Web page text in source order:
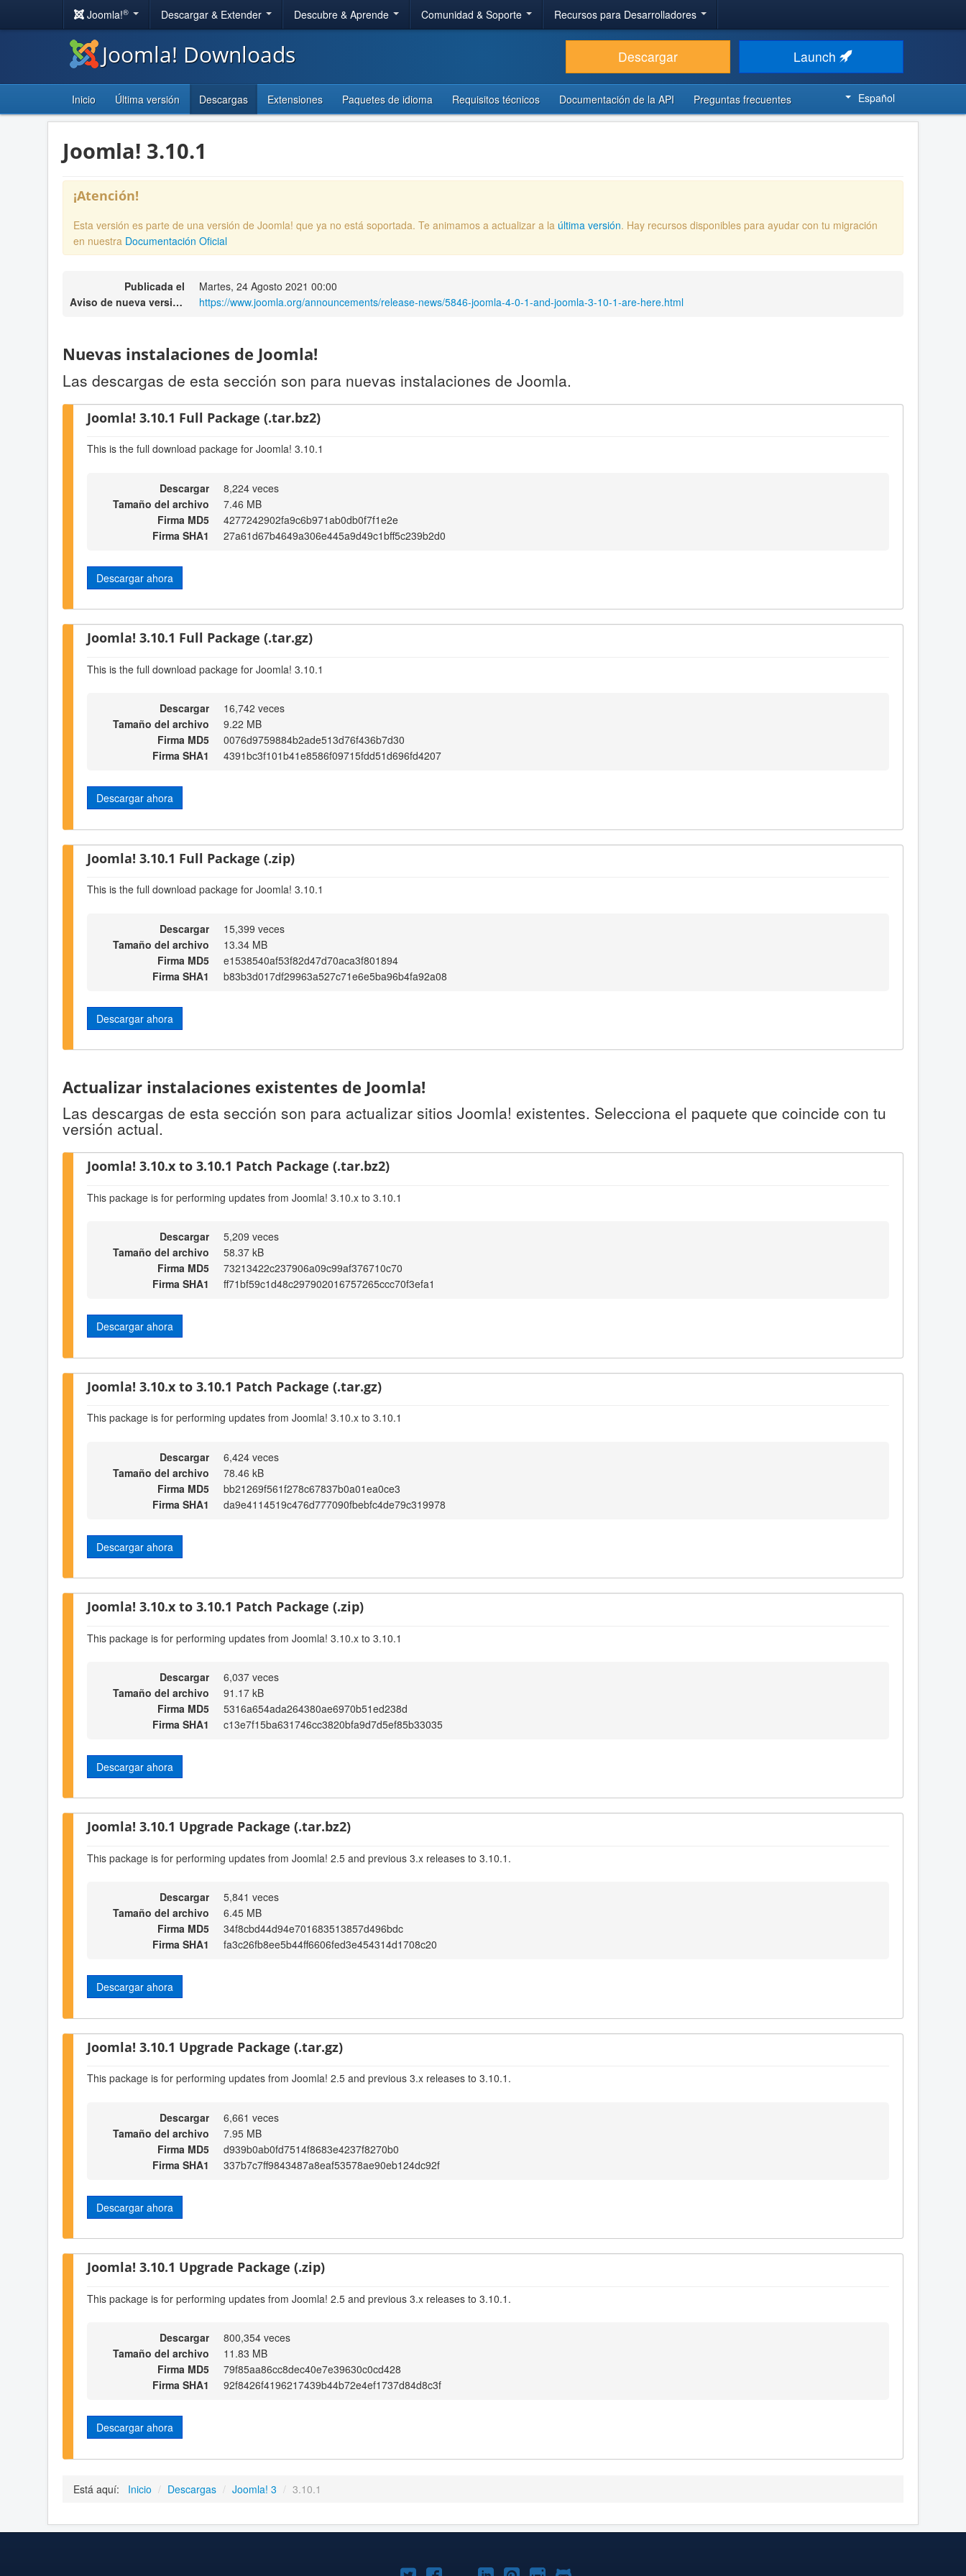
Joomla!® Descargar & Extender Descubre & Aprende Comunidad & Soporte Recursos para Desarrolladores
Joomla! Downloads Descargar Launch
Inicio Última versión Descargas Extensiones Paquetes de idioma Requisitos técnicos Documentación de la API Preguntas frecuentes Español
Joomla! 3.10.1
¡Atención!
Esta versión es parte de una versión de Joomla! que ya no está soportada. Te animamos a actualizar a la última versión. Hay recursos disponibles para ayudar con tu migración
en nuestra Documentación Oficial
Publicada el
Martes, 24 Agosto 2021 00:00
Aviso de nueva versión
https://www.joomla.org/announcements/release-news/5846-joomla-4-0-1-and-joomla-3-10-1-are-here.html
Nuevas instalaciones de Joomla!
Las descargas de esta sección son para nuevas instalaciones de Joomla.
Joomla! 3.10.1 Full Package (.tar.bz2)
This is the full download package for Joomla! 3.10.1
Descargar
8,224 veces
Tamaño del archivo
7.46 MB
Firma MD5
4277242902fa9c6b971ab0db0f7f1e2e
Firma SHA1
27a61d67b4649a306e445a9d49c1bff5c239b2d0
Descargar ahora
Joomla! 3.10.1 Full Package (.tar.gz)
This is the full download package for Joomla! 3.10.1
Descargar
16,742 veces
Tamaño del archivo
9.22 MB
Firma MD5
0076d9759884b2ade513d76f436b7d30
Firma SHA1
4391bc3f101b41e8586f09715fdd51d696fd4207
Descargar ahora
Joomla! 3.10.1 Full Package (.zip)
This is the full download package for Joomla! 3.10.1
Descargar
15,399 veces
Tamaño del archivo
13.34 MB
Firma MD5
e1538540af53f82d47d70aca3f801894
Firma SHA1
b83b3d017df29963a527c71e6e5ba96b4fa92a08
Descargar ahora
Actualizar instalaciones existentes de Joomla!
Las descargas de esta sección son para actualizar sitios Joomla! existentes. Selecciona el paquete que coincide con tu
versión actual.
Joomla! 3.10.x to 3.10.1 Patch Package (.tar.bz2)
This package is for performing updates from Joomla! 3.10.x to 3.10.1
Descargar
5,209 veces
Tamaño del archivo
58.37 kB
Firma MD5
73213422c237906a09c99af376710c70
Firma SHA1
ff71bf59c1d48c297902016757265ccc70f3efa1
Descargar ahora
Joomla! 3.10.x to 3.10.1 Patch Package (.tar.gz)
This package is for performing updates from Joomla! 3.10.x to 3.10.1
Descargar
6,424 veces
Tamaño del archivo
78.46 kB
Firma MD5
bb21269f561f278c67837b0a01ea0ce3
Firma SHA1
da9e4114519c476d777090fbebfc4de79c319978
Descargar ahora
Joomla! 3.10.x to 3.10.1 Patch Package (.zip)
This package is for performing updates from Joomla! 3.10.x to 3.10.1
Descargar
6,037 veces
Tamaño del archivo
91.17 kB
Firma MD5
5316a654ada264380ae6970b51ed238d
Firma SHA1
c13e7f15ba631746cc3820bfa9d7d5ef85b33035
Descargar ahora
Joomla! 3.10.1 Upgrade Package (.tar.bz2)
This package is for performing updates from Joomla! 2.5 and previous 3.x releases to 3.10.1.
Descargar
5,841 veces
Tamaño del archivo
6.45 MB
Firma MD5
34f8cbd44d94e701683513857d496bdc
Firma SHA1
fa3c26fb8ee5b44ff6606fed3e454314d1708c20
Descargar ahora
Joomla! 3.10.1 Upgrade Package (.tar.gz)
This package is for performing updates from Joomla! 2.5 and previous 3.x releases to 3.10.1.
Descargar
6,661 veces
Tamaño del archivo
7.95 MB
Firma MD5
d939b0ab0fd7514f8683e4237f8270b0
Firma SHA1
337b7c7ff9843487a8eaf53578ae90eb124dc92f
Descargar ahora
Joomla! 3.10.1 Upgrade Package (.zip)
This package is for performing updates from Joomla! 2.5 and previous 3.x releases to 3.10.1.
Descargar
800,354 veces
Tamaño del archivo
11.83 MB
Firma MD5
79f85aa86cc8dec40e7e39630c0cd428
Firma SHA1
92f8426f4196217439b44b72e4ef1737d84d8c3f
Descargar ahora
Está aquí: Inicio / Descargas / Joomla! 3 / 3.10.1